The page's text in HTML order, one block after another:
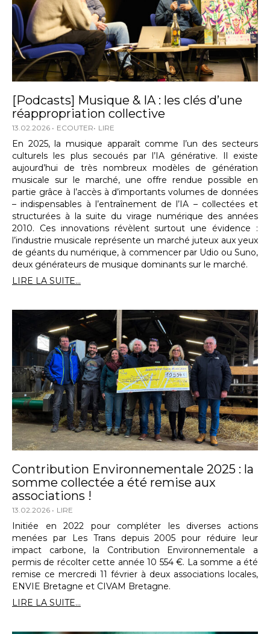
[Podcasts] Musique & IA : les clés d’une
réappropriation collective
13.02.2026 ECOUTER LIRE
En 2025, la musique apparaît comme l’un des secteurs
culturels les plus secoués par l’IA générative. Il existe
aujourd’hui de très nombreux modèles de génération
musicale sur le marché, une offre rendue possible en
partie grâce à l’accès à d’importants volumes de données
– indispensables à l’entraînement de l’IA – collectées et
structurées à la suite du virage numérique des années
2010. Ces innovations révèlent surtout une évidence :
l’industrie musicale représente un marché juteux aux yeux
de géants du numérique, à commencer par Udio ou Suno,
deux générateurs de musique dominants sur le marché.
LIRE LA SUITE...
Contribution Environnementale 2025 : la
somme collectée a été remise aux
associations !
13.02.2026 LIRE
Initiée en 2022 pour compléter les diverses actions
menées par Les Trans depuis 2005 pour réduire leur
impact carbone, la Contribution Environnementale a
permis de récolter cette année 10 554 €. La somme a été
remise ce mercredi 11 février à deux associations locales,
ENVIE Bretagne et CIVAM Bretagne.
LIRE LA SUITE...